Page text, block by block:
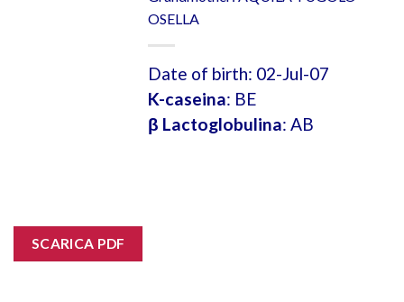
OSELLA
Date of birth: 02-Jul-07
K-caseina: BE
β Lactoglobulina: AB
SCARICA PDF